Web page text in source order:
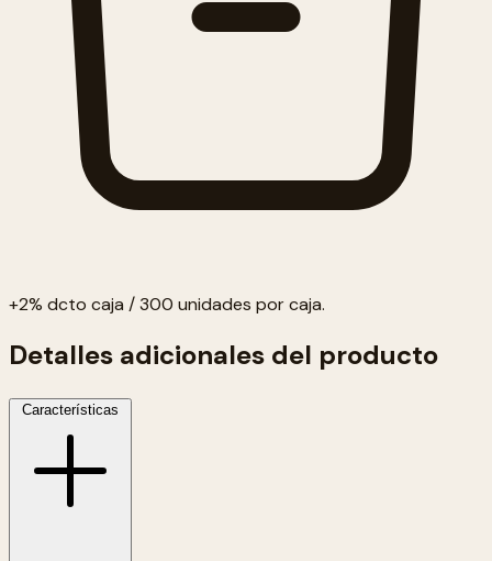
+2% dcto caja / 300 unidades por caja.
Detalles adicionales del producto
Características